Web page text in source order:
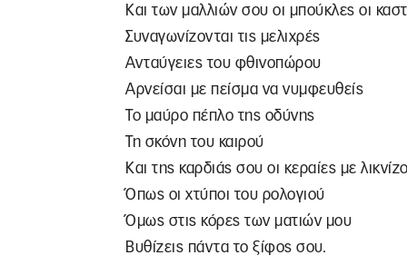
Και των μαλλιών σου οι μπούκλες οι
Συναγωνίζονται τις μελιχρές
Ανταύγειες του φθινοπώρου
Αρνείσαι με πείσμα να νυμφευθείς
Το μαύρο πέπλο της οδύνης
Τη σκόνη του καιρού
Και της καρδιάς σου οι κεραίες με
Όπως οι χτύποι του ρολογιού
Όμως στις κόρες των ματιών μου
Βυθίζεις πάντα το ξίφος σου.